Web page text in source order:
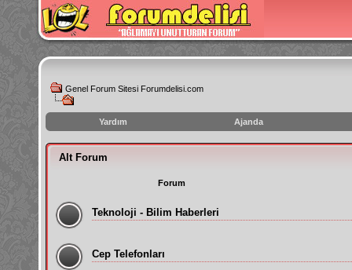
Genel Forum Sitesi Forumdelisi.com
Yardım Ajanda
instagram
izlenme
Alt Forum
Forum
Teknoloji - Bilim Haberleri
Cep Telefonları